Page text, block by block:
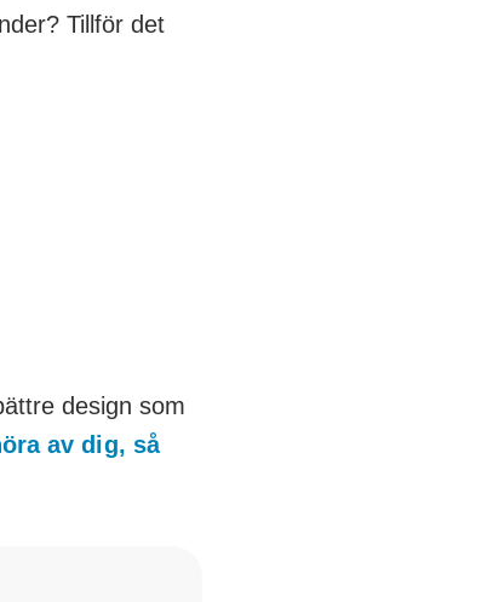
Tillför det
design som
av dig, så